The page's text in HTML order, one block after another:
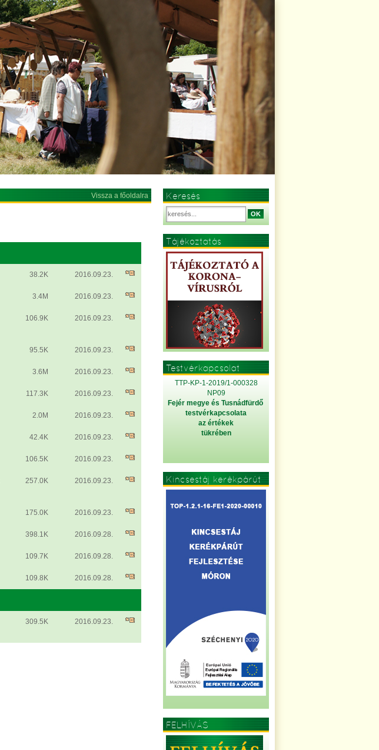
Vissza a főoldalra
38.2K 2016.09.23.
3.4M 2016.09.23.
106.9K 2016.09.23.
95.5K 2016.09.23.
3.6M 2016.09.23.
117.3K 2016.09.23.
2.0M 2016.09.23.
42.4K 2016.09.23.
106.5K 2016.09.23.
257.0K 2016.09.23.
175.0K 2016.09.23.
398.1K 2016.09.28.
109.7K 2016.09.28.
109.8K 2016.09.28.
309.5K 2016.09.23.
Keresés
OK
Tájékoztatás
Testvérkapcsolat
TTP-KP-1-2019/1-000328
NP09
Fejér megye és Tusnádfürdő
testvérkapcsolata
az értékek
tükrében
Kincsestáj kerékpárút
FELHÍVÁS